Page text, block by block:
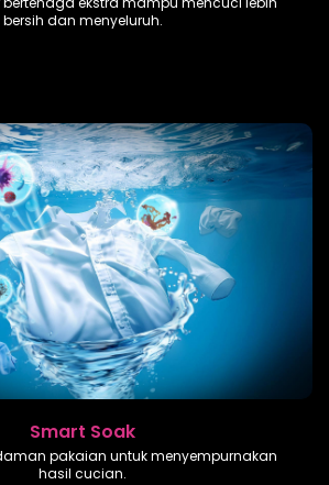
bersih dan menyeluruh.
Smart Soak
pakaian untuk menyempurnakan
hasil cucian.